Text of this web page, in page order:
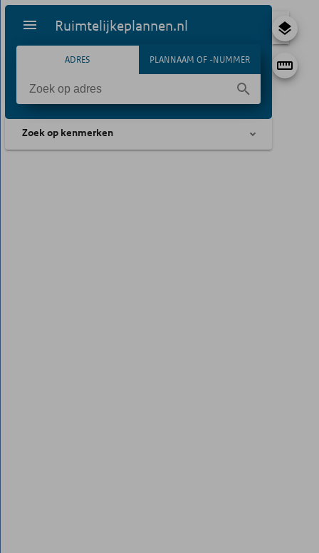
Ruimtelijkeplannen.nl
ADRES PLANNAAM OF -NUMMER
Zoek op kenmerken